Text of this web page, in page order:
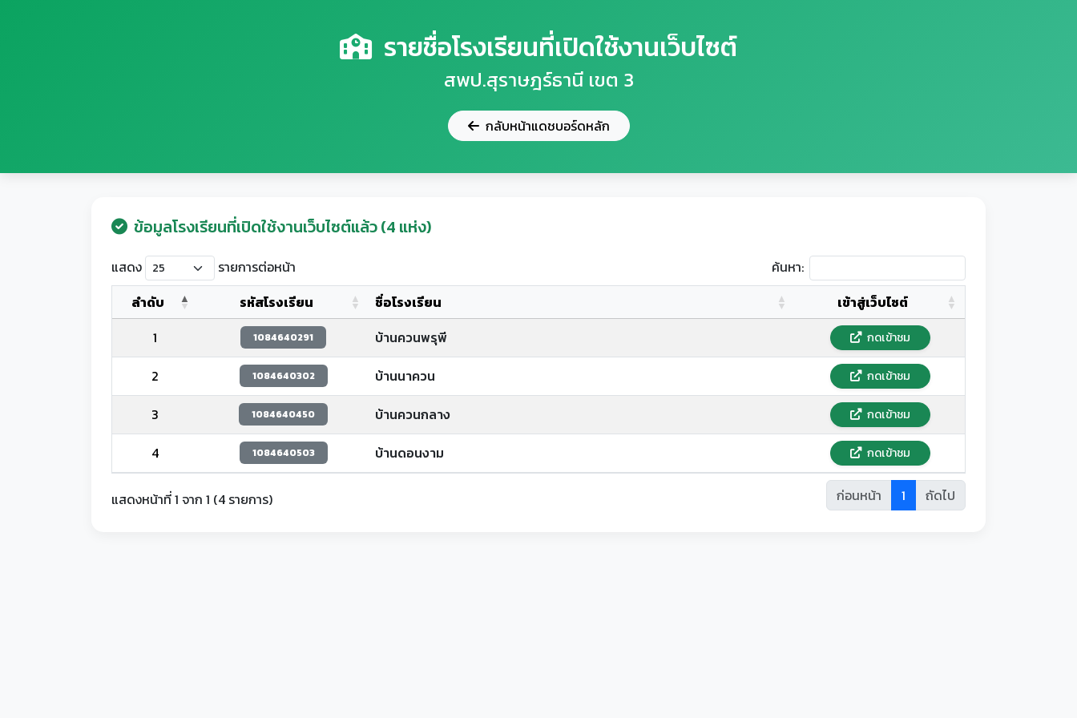
รายชื่อโรงเรียนที่เปิดใช้งานเว็บไซต์
สพป.สุราษฎร์ธานี เขต 3
กลับหน้าแดชบอร์ดหลัก
ข้อมูลโรงเรียนที่เปิดใช้งานเว็บไซต์แล้ว (4 แห่ง)
แสดง รายการต่อหน้า
ค้นหา:
ลำดับ
รหัสโรงเรียน ชื่อโรงเรียน
เข้าสู่เว็บไซต์
1
1084640291 บ้านควนพรุพี กดเข้าชม
2 1084640302 บ้านนาควน กดเข้าชม
3 1084640450 บ้านควนกลาง กดเข้าชม
4 1084640503 บ้านดอนงาม กดเข้าชม
แสดงหน้าที่ 1 จาก 1 (4 รายการ) ก่อนหน้า 1 ถัดไป